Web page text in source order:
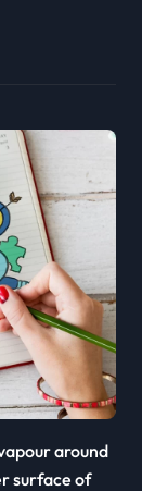
around
surface of